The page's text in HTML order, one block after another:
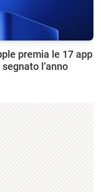
premia le 17 app
l’anno